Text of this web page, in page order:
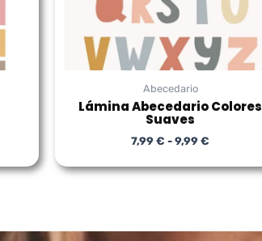
Abecedario
Lámina Abecedario Colores
Suaves
7,99€ -9,99€